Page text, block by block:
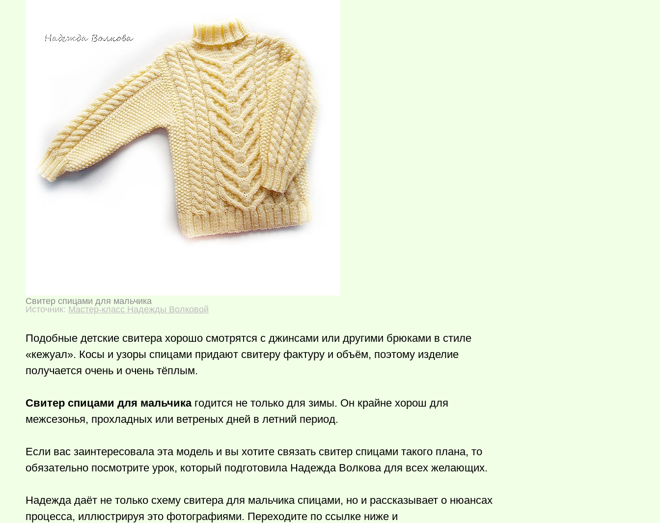
Свитер спицами для мальчика
Источник: Мастер-класс Надежды Волковой
Подобные детские свитера хорошо смотрятся с джинсами или другими брюками в стиле
«кежуал». Косы и узоры спицами придают свитеру фактуру и объём, поэтому изделие
получается очень и очень тёплым.
Свитер спицами для мальчикагодится не только для зимы. Он крайне хорош для
межсезонья, прохладных или ветреных дней в летний период.
Если вас заинтересовала эта модель и вы хотите связать свитер спицами такого плана, то
обязательно посмотрите урок, который подготовила Надежда Волкова для всех желающих.
Надежда даёт не только схему свитера для мальчика спицами, но и рассказывает о нюансах
процесса, иллюстрируя это фотографиями. Переходите по ссылке ниже и